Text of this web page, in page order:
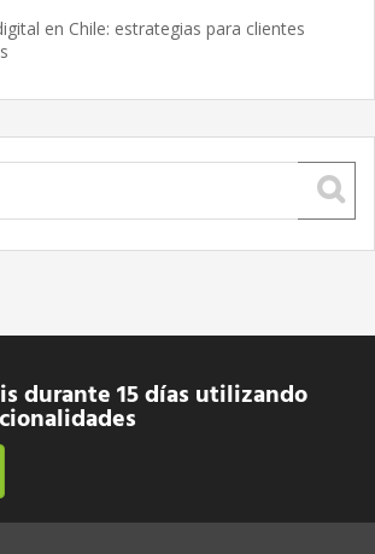
en Chile: estrategias para clientes
durante 15 días utilizando